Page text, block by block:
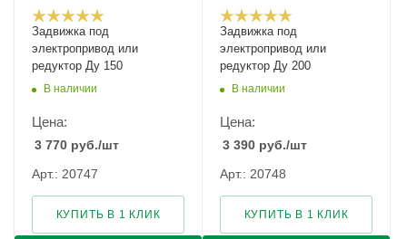
Задвижка под
электропривод или
редуктор Ду 150
В наличии
Цена:
3 770 руб./шт
Арт.: 20747
КУПИТЬ В 1 КЛИК
Задвижка под
электропривод или
редуктор Ду 200
В наличии
Цена:
3 390 руб./шт
Арт.: 20748
КУПИТЬ В 1 КЛИК